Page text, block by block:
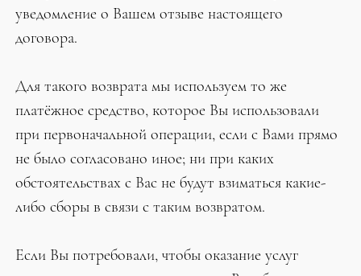
уведомление о Вашем отзыве настоящего
договора.
Для такого возврата мы используем то же
платёжное средство, которое Вы использовали
при первоначальной операции, если с Вами прямо
не было согласовано иное; ни при каких
обстоятельствах с Вас не будут взиматься какие-
либо сборы в связи с таким возвратом.
Если Вы потребовали, чтобы оказание услуг